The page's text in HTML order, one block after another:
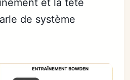
de système